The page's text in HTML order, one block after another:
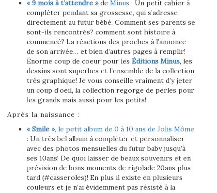
« 9 mois à t’attendre » de Minus : Un petit cahier à
compléter pendant sa grossesse, qui s’adresse
directement au futur bébé. Comment ses parents se
sont-ils rencontrés? comment sont histoire à
commencé? La réactions des proches à l’annonce
de son arrivée… et bien d’autres pages à remplir!
Énorme coup de coeur pour les Éditions Minus, les
dessins sont superbes et l’ensemble de la collection
très graphique! Je vous conseille vraiment d’y jeter
un coup d’oeil, la collection regorge de perles pour
les grands mais aussi pour les petits!
Après la naissance :
« Smile », le petit album de 0 à 10 ans de Jolis Môme
: Un très bel album à compléter et personnaliser
avec des photos mensuelles du futur baby jusqu’à
ses 10ans! De quoi laisser de beaux souvenirs et en
prévision de bons moments de rigolade 20ans plus
tard (#casseroles)! En plus il existe en plusieurs
couleurs et je n’ai évidemment pas résisté à la